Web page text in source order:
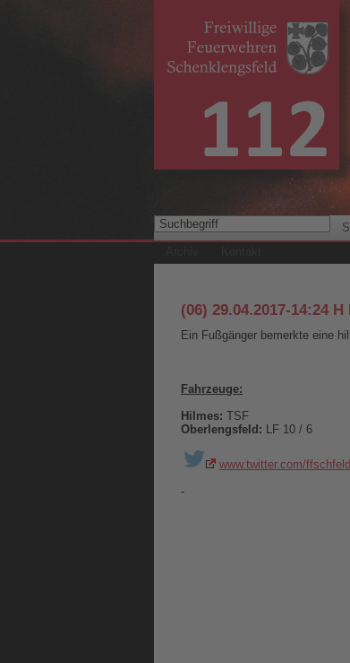
(06) 29.04.2017-14:24
Ein Fußgänger bemerkte eine
Fahrzeuge:
Hilmes: TSF
Oberlengsfeld: LF 10 / 6
www.twitter.com/ffschfeld
-